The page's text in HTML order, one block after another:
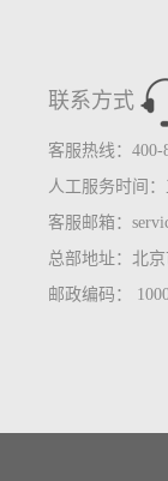
联系方式
客服热线：
人工服务时间
客服邮箱：
总部地址：北
邮政编码：